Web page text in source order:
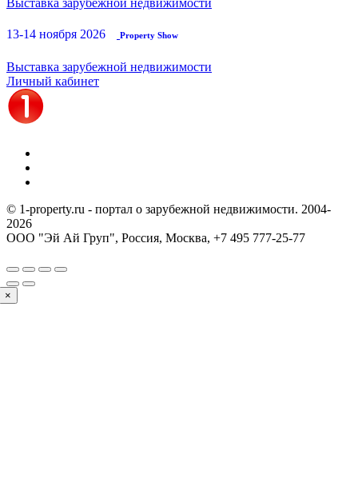
Выставка зарубежной недвижимости
13-14 ноября 2026 Property Show
Выставка зарубежной недвижимости
Личный кабинет
© 1-property.ru - портал о зарубежной недвижимости. 2004-
2026
ООО "Эй Ай Груп", Россия, Москва, +7 495 777-25-77
×